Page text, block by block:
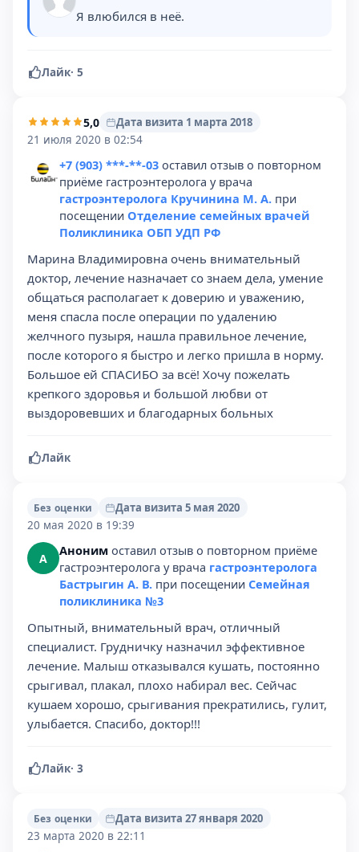
Я влюбился в неё.
Лайк· 5
5,0
Дата визита 1 марта 2018
21 июля 2020 в 02:54
+7 (903) ***-**-03 оставил отзыв о повторном
приёме гастроэнтеролога у врача
гастроэнтеролога Кручинина М. А. при
посещении Отделение семейных врачей
Поликлиника ОБП УДП РФ
Марина Владимировна очень внимательный
доктор, лечение назначает со знаем дела, умение
общаться располагает к доверию и уважению,
меня спасла после операции по удалению
желчного пузыря, нашла правильное лечение,
после которого я быстро и легко пришла в норму.
Большое ей СПАСИБО за всё! Хочу пожелать
крепкого здоровья и большой любви от
выздоровевших и благодарных больных
Лайк
Без оценки
Дата визита 5 мая 2020
20 мая 2020 в 19:39
А Аноним оставил отзыв о повторном приёме
гастроэнтеролога у врача гастроэнтеролога
Бастрыгин А. В. при посещении Семейная
поликлиника №3
Опытный, внимательный врач, отличный
специалист. Грудничку назначил эффективное
лечение. Малыш отказывался кушать, постоянно
срыгивал, плакал, плохо набирал вес. Сейчас
кушаем хорошо, срыгивания прекратились, гулит,
улыбается. Спасибо, доктор!!!
Лайк· 3
Без оценки
Дата визита 27 января 2020
23 марта 2020 в 22:11